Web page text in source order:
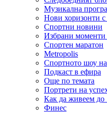
Музикална
Нови хоризонти
Спортни новини
Избрани моменти
Спортен маратон
Metropolis
Спортното шоу
Подкаст в ефира
Още по темата
Портрети на
Как да живеем до
Финес